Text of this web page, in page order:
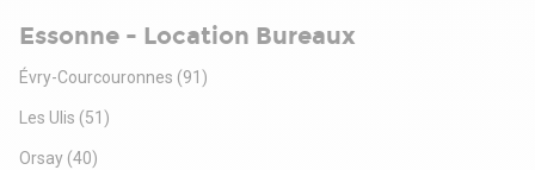
Essonne - Location Bureaux
Évry-Courcouronnes (91)
Les Ulis (51)
Orsay (40)